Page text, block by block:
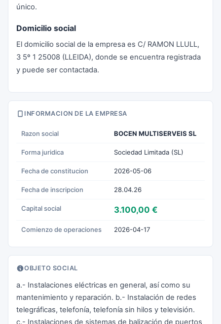
único.
Domicilio social
El domicilio social de la empresa es C/ RAMON LLULL,
3 5º 1 25008 (LLEIDA), donde se encuentra registrada
y puede ser contactada.
INFORMACION DE LA EMPRESA
Razon social BOCEN MULTISERVEIS SL
Forma juridica Sociedad Limitada (SL)
Fecha de constitucion 2026-05-06
Fecha de inscripcion 28.04.26
Capital social 3.100,00 €
Comienzo de operaciones 2026-04-17
OBJETO SOCIAL
a.- Instalaciones eléctricas en general, así como su
mantenimiento y reparación. b.- Instalación de redes
telegráficas, telefonía, telefonía sin hilos y televisión.
c.- Instalaciones de sistemas de balización de puertos